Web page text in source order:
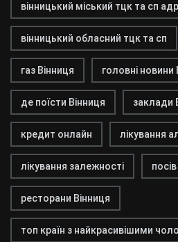
вінницький міський тцк та сп
вінницький обласний тцк та сп
газ Вінниця головні новини
де поїсти Вінниця заклади
кредит онлайн лікування
лікування залежності
ресторани Вінниця
топ країн з найкрасивішими